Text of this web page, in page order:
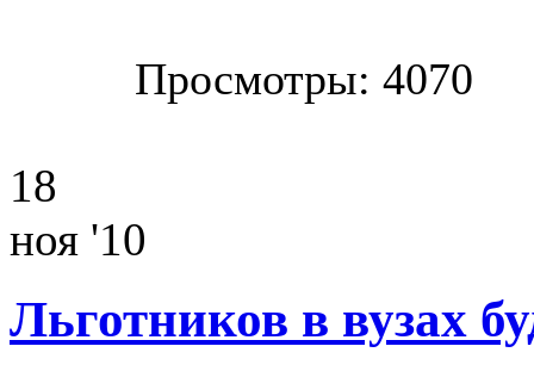
Просмотры: 4070
18
ноя '10
Льготников в вузах